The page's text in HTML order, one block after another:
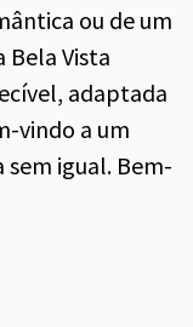
ou de um
Bela Vista
adaptada
vindo a um
sem igual. Bem-